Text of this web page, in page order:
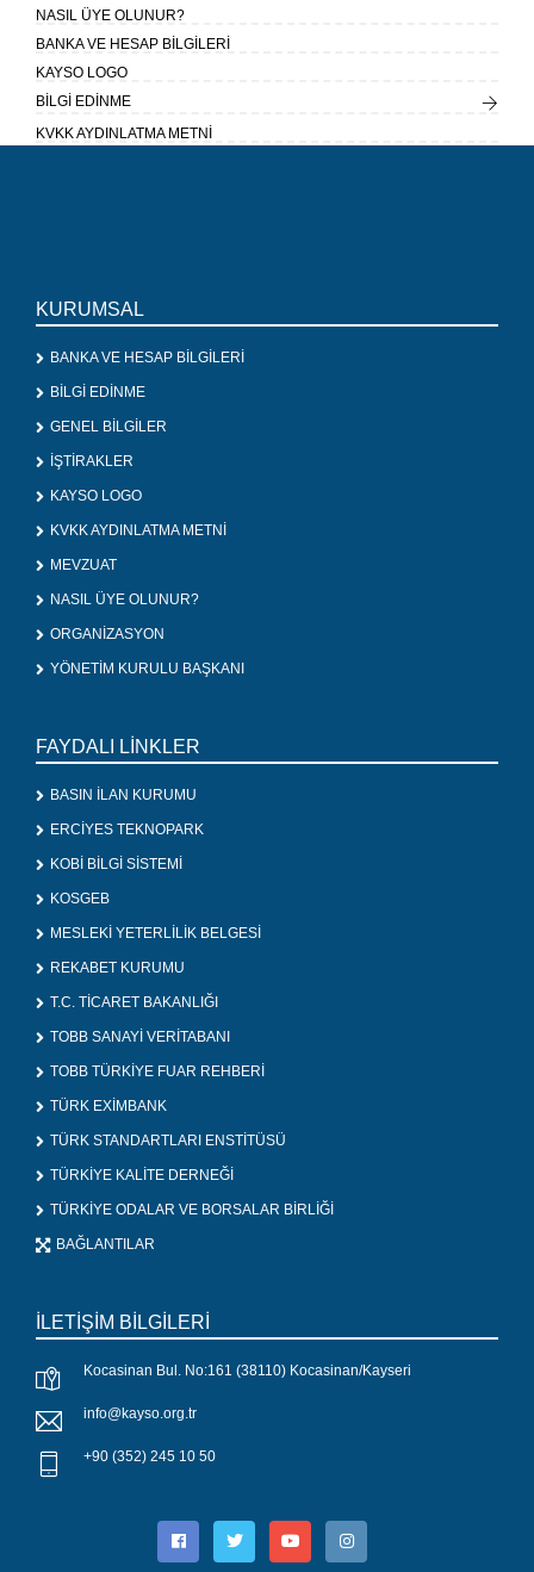
NASIL ÜYE OLUNUR?
BANKA VE HESAP BİLGİLERİ
KAYSO LOGO
BİLGİ EDİNME
KVKK AYDINLATMA METNİ
KURUMSAL
BANKA VE HESAP BİLGİLERİ
BİLGİ EDİNME
GENEL BİLGİLER
İŞTİRAKLER
KAYSO LOGO
KVKK AYDINLATMA METNİ
MEVZUAT
NASIL ÜYE OLUNUR?
ORGANİZASYON
YÖNETİM KURULU BAŞKANI
FAYDALI LİNKLER
BASIN İLAN KURUMU
ERCİYES TEKNOPARK
KOBİ BİLGİ SİSTEMİ
KOSGEB
MESLEKİ YETERLİLİK BELGESİ
REKABET KURUMU
T.C. TİCARET BAKANLIĞI
TOBB SANAYİ VERİTABANI
TOBB TÜRKİYE FUAR REHBERİ
TÜRK EXİMBANK
TÜRK STANDARTLARI ENSTİTÜSÜ
TÜRKİYE KALİTE DERNEĞİ
TÜRKİYE ODALAR VE BORSALAR BİRLİĞİ
BAĞLANTILAR
İLETİŞİM BİLGİLERİ
Kocasinan Bul. No:161 (38110) Kocasinan/Kayseri
info@kayso.org.tr
+90 (352) 245 10 50